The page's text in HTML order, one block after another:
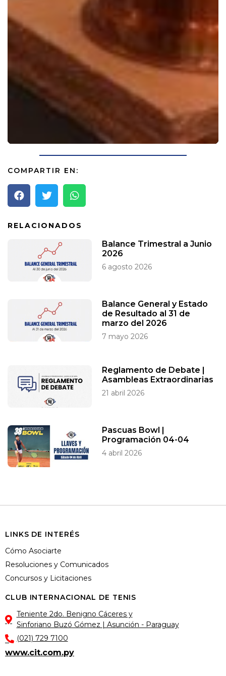
COMPARTIR EN:
RELACIONADOS
Balance Trimestral a Junio
2026
6 agosto 2026
Balance General y Estado
de Resultado al 31 de
marzo del 2026
7 mayo 2026
Reglamento de Debate |
Asambleas Extraordinarias
21 abril 2026
Pascuas Bowl |
Programación 04-04
4 abril 2026
LINKS DE INTERÉS
Cómo Asociarte
Resoluciones y Comunicados
Concursos y Licitaciones
CLUB INTERNACIONAL DE TENIS
Teniente 2do. Benigno Cáceres y
Sinforiano Buzó Gómez | Asunción - Paraguay
(021) 729 7100
www.cit.com.py